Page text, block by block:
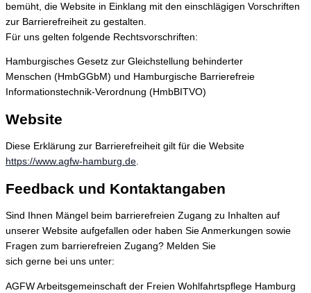
bemüht, die Website in Einklang mit den einschlägigen Vorschriften
zur Barrierefreiheit zu gestalten.
Für uns gelten folgende Rechtsvorschriften:
Hamburgisches Gesetz zur Gleichstellung behinderter
Menschen (HmbGGbM) und Hamburgische Barrierefreie
Informationstechnik-Verordnung (HmbBITVO)
Website
Diese Erklärung zur Barrierefreiheit gilt für die Website
https://www.agfw-hamburg.de.
Feedback und Kontaktangaben
Sind Ihnen Mängel beim barrierefreien Zugang zu Inhalten auf
unserer Website aufgefallen oder haben Sie Anmerkungen sowie
Fragen zum barrierefreien Zugang? Melden Sie
sich gerne bei uns unter:
AGFW Arbeitsgemeinschaft der Freien Wohlfahrtspflege Hamburg